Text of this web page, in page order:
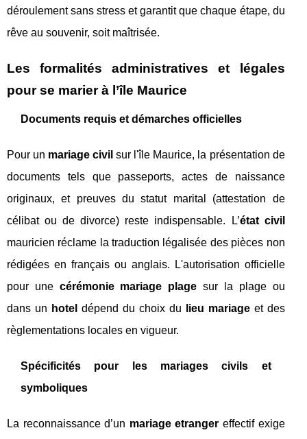
déroulement sans stress et garantit que chaque étape, du
rêve au souvenir, soit maîtrisée.
Les formalités administratives et légales
pour se marier à l’île Maurice
Documents requis et démarches officielles
Pour un mariage civil sur l'île Maurice, la présentation de
documents tels que passeports, actes de naissance
originaux, et preuves du statut marital (attestation de
célibat ou de divorce) reste indispensable. L’état civil
mauricien réclame la traduction légalisée des pièces non
rédigées en français ou anglais. L'autorisation officielle
pour une cérémonie mariage plage sur la plage ou
dans un hotel dépend du choix du lieu mariageet des
règlementations locales en vigueur.
Spécificités pour les mariages civils et
symboliques
La reconnaissance d’un mariage etranger effectif exige